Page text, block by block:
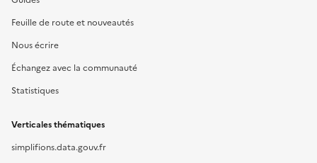
Feuille de route et nouveautés
Nous écrire
Échangez avec la communauté
Statistiques
Verticales thématiques
simplifions.data.gouv.fr